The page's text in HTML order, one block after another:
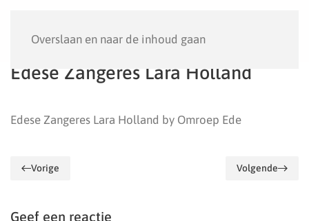
Overslaan en naar de inhoud gaan
Edese Zangeres Lara Holland
Edese Zangeres Lara Holland by Omroep Ede
Vorige Volgende
Geef een reactie